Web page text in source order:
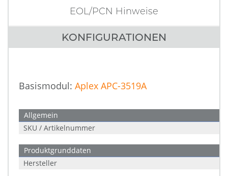
KONFIGURATIONEN
EOL/PCN Hinweise
Basismodul: Aplex APC-3519A
Allgemein
SKU / Artikelnummer
Produktgrunddaten
Hersteller